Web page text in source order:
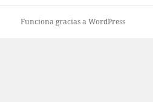
Funciona gracias a WordPress